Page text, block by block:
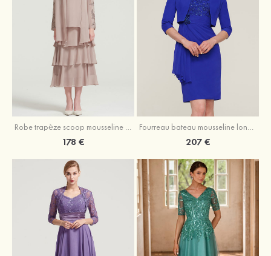
Robe trapèze scoop mousseline longueur mollet robe de mère de la mariée avec appliqué volants veste
178 €
Fourreau bateau mousseline longueur genou robe de mère de la mariée avec appliqué perle plissé veste
207 €